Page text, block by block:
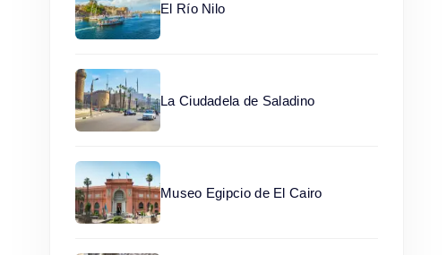
El Río Nilo
La Ciudadela de Saladino
Museo Egipcio de El Cairo